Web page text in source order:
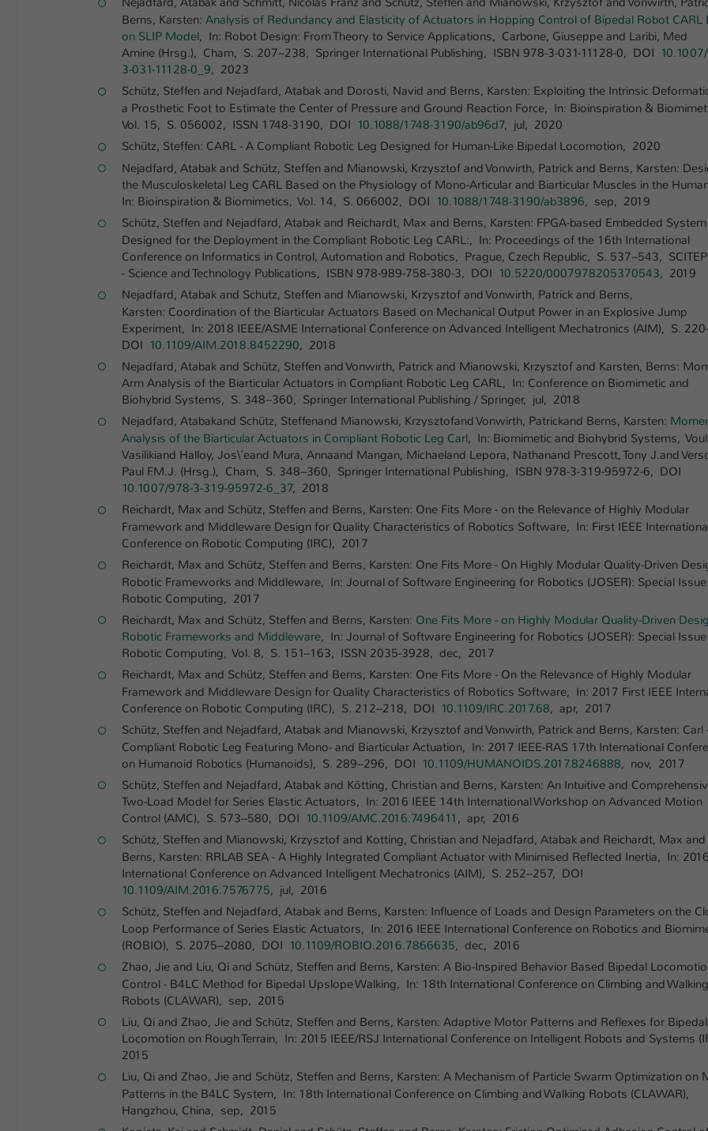
Berns, Karsten: Analysis of Redundancy and Elasticity of Actuators in Hopping Control of Bipedal Robot CARL
on SLIP Model, In: Robot Design: From Theory to Service Applications, Carbone, Giuseppe and Laribi, Med
Amine (Hrsg.), Cham, S. 207--238, Springer International Publishing, ISBN 978-3-031-11128-0, DOI
3-031-11128-0_9, 2023
Schütz, Steffen and Nejadfard, Atabak and Dorosti, Navid and Berns, Karsten: Exploiting the Intrinsic
a Prosthetic Foot to Estimate the Center of Pressure and Ground Reaction Force, In: Bioinspiration &
Vol. 15, S. 056002, ISSN 1748-3190, DOI 10.1088/1748-3190/ab96d7, jul, 2020
Schütz, Steffen: CARL - A Compliant Robotic Leg Designed for Human-Like Bipedal Locomotion, 2020
Nejadfard, Atabak and Schütz, Steffen and Mianowski, Krzysztof and Vonwirth, Patrick and Berns, Karsten:
the Musculoskeletal Leg CARL Based on the Physiology of Mono-Articular and Biarticular Muscles in the
In: Bioinspiration & Biomimetics, Vol. 14, S. 066002, DOI 10.1088/1748-3190/ab3896, sep, 2019
Schütz, Steffen and Nejadfard, Atabak and Reichardt, Max and Berns, Karsten: FPGA-based Embedded System
Designed for the Deployment in the Compliant Robotic Leg CARL:, In: Proceedings of the 16th International
Conference on Informatics in Control, Automation and Robotics, Prague, Czech Republic, S. 537--543,
- Science and Technology Publications, ISBN 978-989-758-380-3, DOI 10.5220/0007978205370543, 2019
Nejadfard, Atabak and Schutz, Steffen and Mianowski, Krzysztof and Vonwirth, Patrick and Berns,
Karsten: Coordination of the Biarticular Actuators Based on Mechanical Output Power in an Explosive Jump
Experiment, In: 2018 IEEE/ASME International Conference on Advanced Intelligent Mechatronics (AIM), S.
DOI 10.1109/AIM.2018.8452290, 2018
Nejadfard, Atabak and Schütz, Steffen and Vonwirth, Patrick and Mianowski, Krzysztof and Karsten, Berns:
Arm Analysis of the Biarticular Actuators in Compliant Robotic Leg CARL, In: Conference on Biomimetic and
Biohybrid Systems, S. 348--360, Springer International Publishing / Springer, jul, 2018
Nejadfard, Atabakand Schütz, Steffenand Mianowski, Krzysztofand Vonwirth, Patrickand Berns, Karsten:
Analysis of the Biarticular Actuators in Compliant Robotic Leg Carl, In: Biomimetic and Biohybrid Systems,
Vasilikiand Halloy, Jos\'eand Mura, Annaand Mangan, Michaeland Lepora, Nathanand Prescott, Tony J.and
Paul F.M.J. (Hrsg.), Cham, S. 348--360, Springer International Publishing, ISBN 978-3-319-95972-6, DOI
10.1007/978-3-319-95972-6_37, 2018
Reichardt, Max and Schütz, Steffen and Berns, Karsten: One Fits More - on the Relevance of Highly Modular
Framework and Middleware Design for Quality Characteristics of Robotics Software, In: First IEEE
Conference on Robotic Computing (IRC), 2017
Reichardt, Max and Schütz, Steffen and Berns, Karsten: One Fits More - On Highly Modular Quality-Driven
Robotic Frameworks and Middleware, In: Journal of Software Engineering for Robotics (JOSER): Special
Robotic Computing, 2017
Reichardt, Max and Schütz, Steffen and Berns, Karsten: One Fits More - on Highly Modular Quality-Driven
Robotic Frameworks and Middleware, In: Journal of Software Engineering for Robotics (JOSER): Special
Robotic Computing, Vol. 8, S. 151--163, ISSN 2035-3928, dec, 2017
Reichardt, Max and Schütz, Steffen and Berns, Karsten: One Fits More - On the Relevance of Highly Modular
Framework and Middleware Design for Quality Characteristics of Robotics Software, In: 2017 First IEEE
Conference on Robotic Computing (IRC), S. 212--218, DOI 10.1109/IRC.2017.68, apr, 2017
Schütz, Steffen and Nejadfard, Atabak and Mianowski, Krzysztof and Vonwirth, Patrick and Berns, Karsten: Carl
Compliant Robotic Leg Featuring Mono- and Biarticular Actuation, In: 2017 IEEE-RAS 17th International
on Humanoid Robotics (Humanoids), S. 289--296, DOI 10.1109/HUMANOIDS.2017.8246888, nov, 2017
Schütz, Steffen and Nejadfard, Atabak and Kötting, Christian and Berns, Karsten: An Intuitive and
Two-Load Model for Series Elastic Actuators, In: 2016 IEEE 14th International Workshop on Advanced Motion
Control (AMC), S. 573--580, DOI 10.1109/AMC.2016.7496411 , apr, 2016
Schütz, Steffen and Mianowski, Krzysztof and Kotting, Christian and Nejadfard, Atabak and Reichardt, Max and
Berns, Karsten: RRLAB SEA - A Highly Integrated Compliant Actuator with Minimised Reflected Inertia, In:
International Conference on Advanced Intelligent Mechatronics (AIM), S. 252--257, DOI
10.1109/AIM.2016.7576775, jul, 2016
Schütz, Steffen and Nejadfard, Atabak and Berns, Karsten: Influence of Loads and Design Parameters on the
Loop Performance of Series Elastic Actuators, In: 2016 IEEE International Conference on Robotics and
(ROBIO), S. 2075--2080, DOI 10.1109/ROBIO.2016.7866635, dec, 2016
Zhao, Jie and Liu, Qi and Schütz, Steffen and Berns, Karsten: A Bio-Inspired Behavior Based Bipedal
Control - B4LC Method for Bipedal Upslope Walking, In: 18th International Conference on Climbing and Walking
Robots (CLAWAR), sep, 2015
Liu, Qi and Zhao, Jie and Schütz, Steffen and Berns, Karsten: Adaptive Motor Patterns and Reflexes for Bipedal
Locomotion on Rough Terrain, In: 2015 IEEE/RSJ International Conference on Intelligent Robots and Systems
2015
Liu, Qi and Zhao, Jie and Schütz, Steffen and Berns, Karsten: A Mechanism of Particle Swarm Optimization on
Patterns in the B4LC System, In: 18th International Conference on Climbing and Walking Robots (CLAWAR),
Hangzhou, China, sep, 2015
Name cookie_optin
Laufzeit 1 Jahr
Zweck
Einstellungen für diese Website zu speichern.
Name SgCookieOptin.lastPreferences
Anbieter TYPO3
Laufzeit 1 Jahr
Dieser Wert speichert Ihre Consent-
Einstellungen. Unter anderem eine zufällig
Ihrer vorgenommen Einstellungen, falls der
Webseiten-Betreiber dies eingestellt hat.
Name fe_typo_user / PHPSESSID
Anbieter TYPO3
Zweck
Dieses Cookie ist ein Standard-Session-Cookie
Logins die Session-ID. So kann der eingeloggte
Benutzer wiedererkannt werden und es wird
Name be_typo_user
Anbieter TYPO3
Laufzeit 1 Tag
Zweck
Dieser Cookie teilt der Webseite mit, ob ein
Besucher im Typo3-Backend angemeldet ist und
Rechte besitzt diese zu verwalten.
Cookie-Informationen anzeigen
Diese Cookies werden verwendet um das Nutzungsverhalten der
Besucher auf der Website nachzuverfolgen. Die erhobenen Daten
werden anonymisiert und ausschließlich für interne Zwecke
verwendet.
Name _pk_*.*
Laufzeit 7 Tage
Zweck
Cookie von Matomo für Website-Analysen.
Erzeugt statistische Daten darüber, wie der
Besucher die Website nutzt.
Cookie-Informationen anzeigen
Externe Inhalte
Wir verwenden auf unserer Website externe Inhalte (Youtube,
Vimeo, Issuu), um Ihnen zusätzliche Informationen anzubieten.